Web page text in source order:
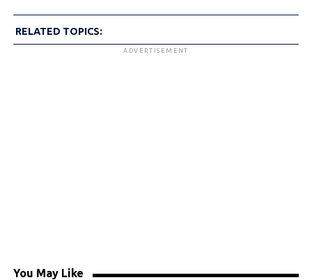
RELATED TOPICS:
ADVERTISEMENT
You May Like